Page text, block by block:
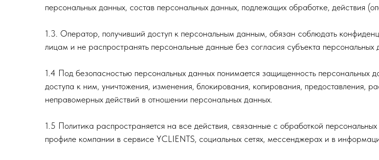
персональных данных, состав персональных данных, подлежащих обработке, действия
1.3. Оператор, получивший доступ к персональным данным, обязан соблюдать
лицам и не распространять персональные данные без согласия субъекта
1.4 Под безопасностью персональных данных понимается защищенность персональных
доступа к ним, уничтожения, изменения, блокирования, копирования, предоставления,
неправомерных действий в отношении персональных данных.
1.5 Политика распространяется на все действия, связанные с обработкой
профиле компании в сервисе YCLIENTS, социальных сетях, мессенджерах и в